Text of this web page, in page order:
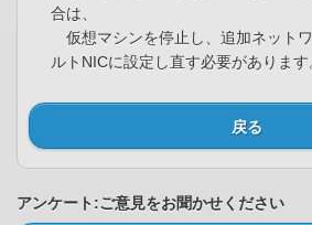
合は、
仮想マシンを停止し、追加ネット
ルトNICに設定し直す必要があります
戻る
アンケート:ご意見をお聞かせください